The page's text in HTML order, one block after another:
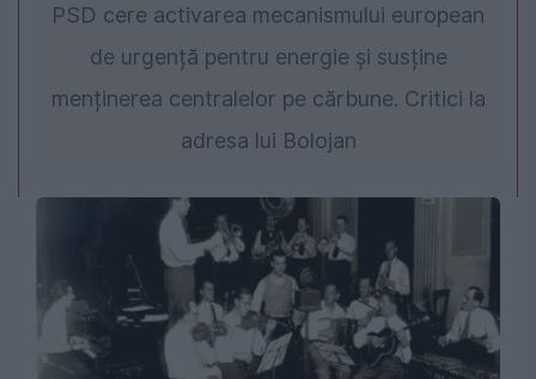
PSD cere activarea mecanismului european
de urgență pentru energie și susține
menținerea centralelor pe cărbune. Critici la
adresa lui Bolojan